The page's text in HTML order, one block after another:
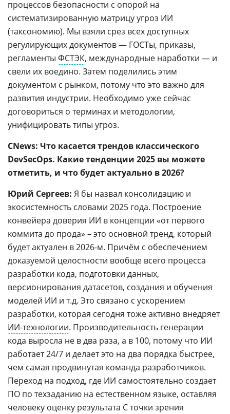
процессов безопасности с опорой на
систематизированную матрицу угроз ИИ
(таксономию). Мы взяли срез всех доступных
регулирующих документов — ГОСТы, приказы,
регламенты ФСТЭК, международные наработки — и
свели их воедино. Затем поделились этим
документом с рынком, потому что это важно для
развития индустрии. Необходимо уже сейчас
договориться о терминах и методологии,
унифицировать типы угроз.
CNews: Что касается трендов классического
DevSecOps. Какие тенденции 2025 вы можете
отметить, и что будет актуально в 2026?
Юрий Сергеев: Я бы назвал консолидацию и
экосистемность словами 2025 года. Построение
конвейера доверия ИИ в концепции «от первого
коммита до прода» – это основной тренд, который
будет актуален в 2026-м. Причём с обеспечением
доказуемой целостности вообще всего процесса
разработки кода, подготовки данных,
версионирования датасетов, создания и обучения
моделей ИИ и т.д. Это связано с ускорением
разработки, которая сегодня тоже активно внедряет
ИИ-технологии. Производительность генерации
кода выросла не в два раза, а в 100, потому что ИИ
работает 24/7 и делает это на два порядка быстрее,
чем самая продвинутая команда разработчиков.
Переход на подход, где ИИ самостоятельно создает
ПО по техзаданию на естественном языке, оставляя
человеку оценку результата С точки зрения